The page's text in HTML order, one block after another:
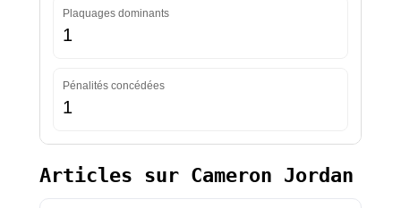
Plaquages dominants
1
Pénalités concédées
1
Articles sur Cameron Jordan